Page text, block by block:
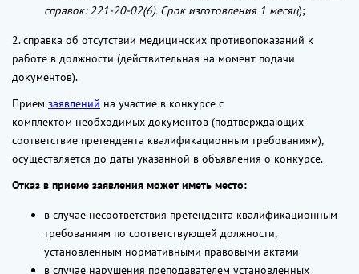
справок: 221-20-02(6). Срок изготовления 1 месяц);
2. справка об отсутствии медицинских противопоказаний к
работе в должности (действительная на момент подачи
документов).
Прием заявлений на участие в конкурсе с
комплектом необходимых документов (подтверждающих
соответствие претендента квалификационным требованиям),
осуществляется до даты указанной в объявления о конкурсе.
Отказ в приеме заявления может иметь место:
в случае несоответствия претендента квалификационным
требованиям по соответствующей должности,
установленным нормативными правовыми актами
в случае нарушения преподавателем установленных